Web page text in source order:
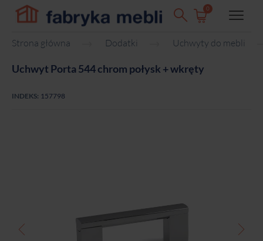
0
Strona główna Dodatki Uchwyty do mebli
Uchwyt Porta 544 chrom połysk + wkręty
INDEKS: 157798